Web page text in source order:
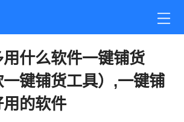
什么软件一键铺货
一键铺货工具）,一键铺
的软件